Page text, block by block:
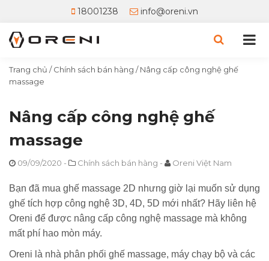
18001238 info@oreni.vn
Trang chủ /Chính sách bán hàng /Nâng cấp công nghệ ghế
massage
Nâng cấp công nghệ ghế
massage
09/09/2020 - Chính sách bán hàng - Oreni Việt Nam
Bạn đã mua ghế massage 2D nhưng giờ lại muốn sử dụng
ghế tích hợp công nghệ 3D, 4D, 5D mới nhất? Hãy liên hệ
Oreni để được nâng cấp công nghệ massage mà không
mất phí hao mòn máy.
Oreni là nhà phân phối ghế massage, máy chạy bộ và các